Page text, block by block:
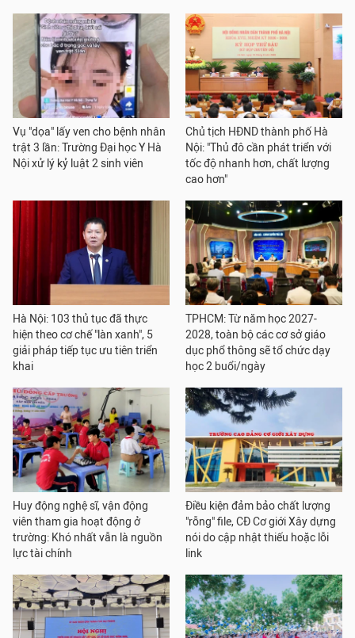
Vụ "dọa" lấy ven cho bệnh nhân
trật 3 lần: Trường Đại học Y Hà
Nội xử lý kỷ luật 2 sinh viên
Chủ tịch HĐND thành phố Hà
Nội: "Thủ đô cần phát triển với
tốc độ nhanh hơn, chất lượng
cao hơn"
Hà Nội: 103 thủ tục đã thực
hiện theo cơ chế "làn xanh", 5
giải pháp tiếp tục ưu tiên triển
khai
TPHCM: Từ năm học 2027-
2028, toàn bộ các cơ sở giáo
dục phổ thông sẽ tổ chức dạy
học 2 buổi/ngày
Huy động nghệ sĩ, vận động
viên tham gia hoạt động ở
trường: Khó nhất vẫn là nguồn
lực tài chính
Điều kiện đảm bảo chất lượng
"rỗng" file, CĐ Cơ giới Xây dựng
nói do cập nhật thiếu hoặc lỗi
link